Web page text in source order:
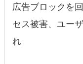
広告ブロックを
セス被害、ユー
れ